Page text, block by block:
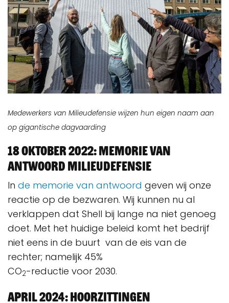
Medewerkers van Milieudefensie wijzen hun eigen naam aan
op gigantische dagvaarding
18 oktober 2022: memorie van
antwoord Milieudefensie
In de memorie van antwoord geven wij onze
reactie op de bezwaren. Wij kunnen nu al
verklappen dat Shell bij lange na niet genoeg
doet. Met het huidige beleid komt het bedrijf
niet eens in de buurt van de eis van de
rechter; namelijk 45%
CO2-reductie voor 2030.
April 2024: hoorzittingen